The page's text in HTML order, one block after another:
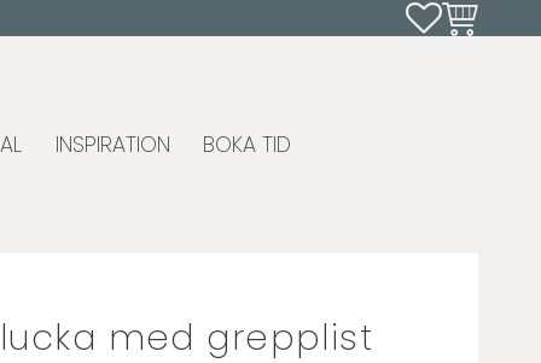
Favoriter
Kundvagn
INSPIRATION BOKA TID
med grepplist